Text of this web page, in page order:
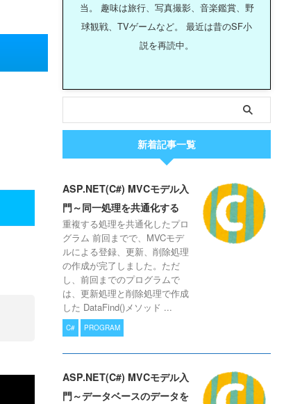
当。 趣味は旅行、写真撮影、音楽鑑賞、野
球観戦、TVゲームなど。 最近は昔のSF小
説を再読中。
新着記事一覧
ASP.NET(C#) MVCモデル入
門～同一処理を共通化する
重複する処理を共通化したプロ
グラム 前回までで、MVCモデ
ルによる登録、更新、削除処理
の作成が完了しました。ただ
し、前回までのプログラムで
は、更新処理と削除処理で作成
した DataFind()メソッド ...
C# PROGRAM
ASP.NET(C#) MVCモデル入
門～データベースのデータを